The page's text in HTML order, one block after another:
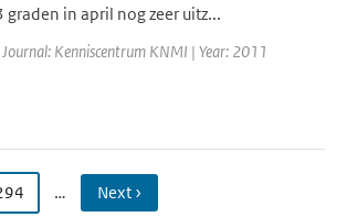
graden in april nog zeer uitz...
Kenniscentrum KNMI | Year: 2011
… Next ›